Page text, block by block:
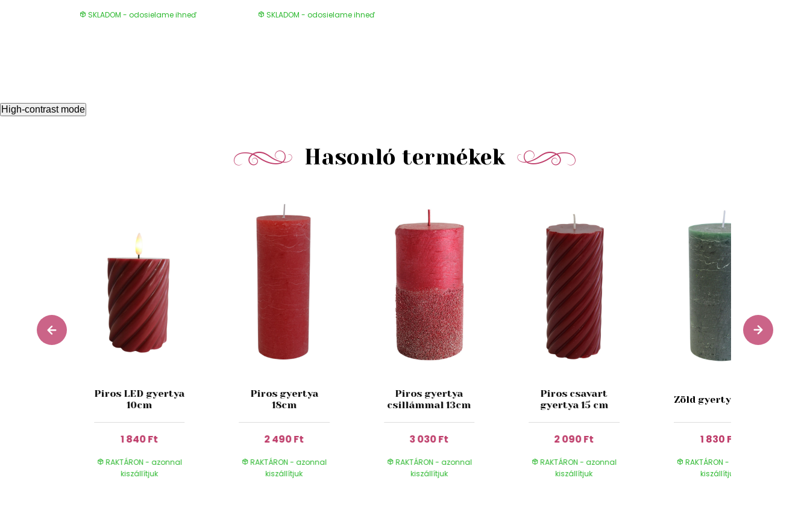
SKLADOM - odosielame ihneď SKLADOM - odosielame ihneď
High-contrast mode
Hasonló termékek
Piros LED gyertya
10cm
1 840 Ft
RAKTÁRON - azonnal
kiszállítjuk
Piros gyertya
18cm
2 490 Ft
RAKTÁRON - azonnal
kiszállítjuk
Piros gyertya
csillámmal 13cm
3 030 Ft
RAKTÁRON - azonnal
kiszállítjuk
Piros csavart
gyertya 15 cm
2 090 Ft
RAKTÁRON - azonnal
kiszállítjuk
Zöld gyertya 13cm
1 830 Ft
RAKTÁRON - azonnal
kiszállítjuk